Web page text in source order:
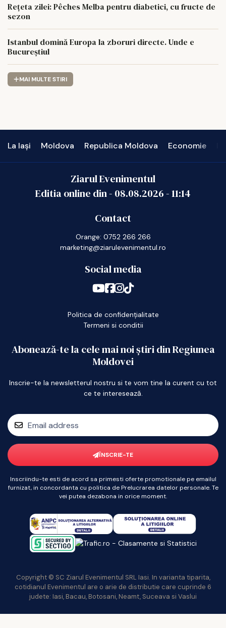
Rețeta zilei: Pêches Melba pentru diabetici, cu fructe de
sezon
Istanbul domină Europa la zboruri directe. Unde e
Bucureștiul
MAI MULTE STIRI
La Iași Moldova Republica Moldova Economie
Ziarul Evenimentul
Editia online din - 08.08.2026-11:14
Contact
Orange: 0752 266 266
marketing@ziarulevenimentul.ro
Social media
Politica de confidențialitate
Termeni si conditii
Abonează-te la cele mai noi știri din Regiunea
Moldovei
Inscrie-te la newsletterul nostru si te vom tine la curent cu tot
ce te interesează.
ÎNSCRIE-TE
Inscriindu-te esti de acord sa primesti oferte promotionale pe emailul
furnizat, in concordanta cu politica de Prelucrarea datelor personale. Te
vei putea dezabona in orice moment.
Copyright © SC Ziarul Evenimentul SRL Iasi. In varianta tiparita,
cotidianul Evenimentul are o arie de distributie care cuprinde 6
judete: Iasi, Bacau, Botosani, Neamt, Suceava si Vaslui